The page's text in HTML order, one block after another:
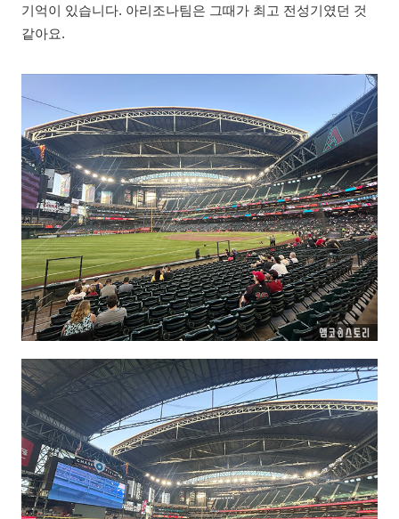
기억이 있습니다. 아리조나팀은 그때가 최고 전성기였던 것
같아요.